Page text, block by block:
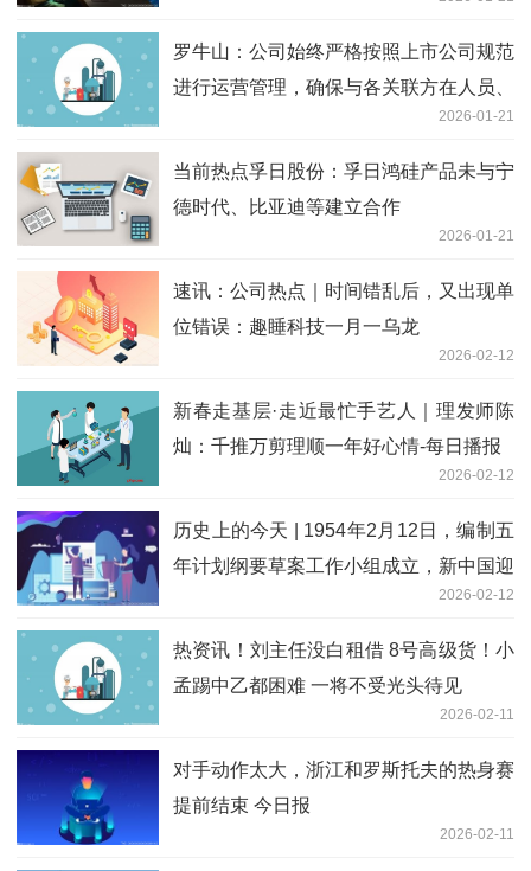
罗牛山：公司始终严格按照上市公司规范
进行运营管理，确保与各关联方在人员、
2026-01-21
当前热点孚日股份：孚日鸿硅产品未与宁
德时代、比亚迪等建立合作
2026-01-21
速讯：公司热点｜时间错乱后，又出现单
位错误：趣睡科技一月一乌龙
2026-02-12
新春走基层·走近最忙手艺人｜理发师陈
灿：千推万剪理顺一年好心情-每日播报
2026-02-12
历史上的今天 | 1954年2月12日，编制五
年计划纲要草案工作小组成立，新中国迎
2026-02-12
热资讯！刘主任没白租借 8号高级货！小
孟踢中乙都困难 一将不受光头待见
2026-02-11
对手动作太大，浙江和罗斯托夫的热身赛
提前结束 今日报
2026-02-11